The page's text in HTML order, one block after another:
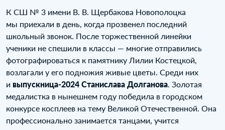
К СШ № 3 имени В. В. Щербакова Новополоцка
мы приехали в день, когда прозвенел последний
школьный звонок. После торжественной линейки
ученики не спешили в классы — многие отправились
фотографироваться к памятнику Лилии Костецкой,
возлагали у его подножия живые цветы. Среди них
и выпускница-2024 Станислава Долганова. Золотая
медалистка в нынешнем году победила в городском
конкурсе косплеев на тему Великой Отечественной. Она
профессионально занимается танцами, учится